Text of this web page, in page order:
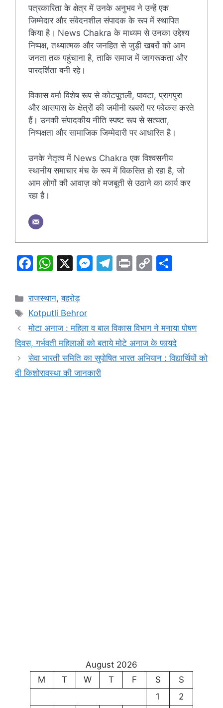
पत्रकारिता के क्षेत्र में उनके अनुभव ने उन्हें एक
जिम्मेदार और संवेदनशील संपादक के रूप में स्थापित
किया है। News Chakra के माध्यम से उनका उद्देश्य
निष्पक्ष, तथ्यात्मक और जनहित से जुड़ी खबरों को आम
जनता तक पहुंचाना है, ताकि समाज में जागरूकता और
पारदर्शिता बनी रहे।
विकास वर्मा विशेष रूप से कोटपूतली, पावटा, प्रागपुरा
और आसपास के क्षेत्रों की जमीनी खबरों पर फोकस करते
हैं। उनकी संपादकीय नीति स्पष्ट रूप से सत्यता,
निष्पक्षता और सामाजिक जिम्मेदारी पर आधारित है।
उनके नेतृत्व में News Chakra एक विश्वसनीय
स्थानीय समाचार मंच के रूप में विकसित हो रहा है, जो
आम लोगों की आवाज़ को मजबूती से उठाने का कार्य कर
रहा है।
F
c
e
b
o
o
k
W
at
s
A
p
p
X
M
e
n
g
er
T
a
m
Pr C
Li
n
k
Categories
राजस्थान,बहरोड़
Tags
Kotputli Behror
मोटा अनाज : महिला व बाल विकास विभाग ने मनाया पोषण
दिवस, गर्भवती महिलाओं को बताये मोटे अनाज के फायदे
सेवा भारती समिति का सुपोषित भारत अभियान : विद्यार्थियों को
दी किशोरावस्था की जानकारी
August 2026
M
T W T F S
S
1
2